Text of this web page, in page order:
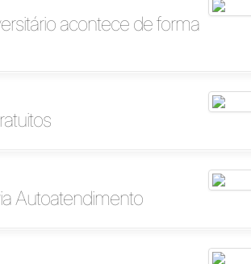
acontece de forma
Autoatendimento